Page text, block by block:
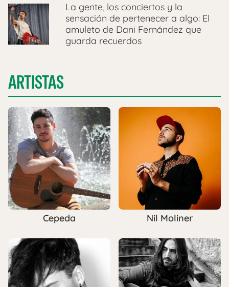
La gente, los conciertos y la
sensación de pertenecer a algo: El
amuleto de Dani Fernández que
guarda recuerdos
ARTISTAS
Cepeda Nil Moliner